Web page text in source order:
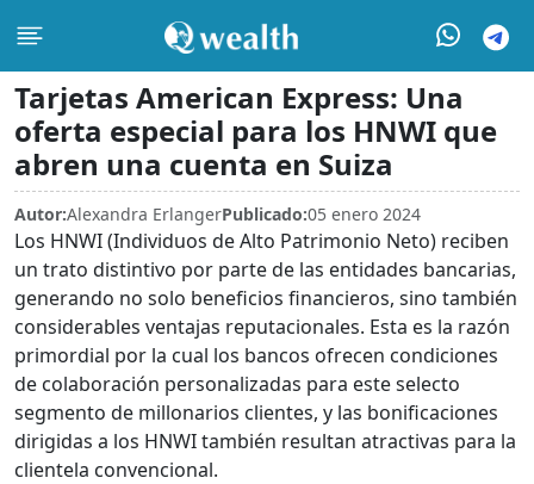
Tarjetas American Express: Una
oferta especial para los HNWI que
abren una cuenta en Suiza
Autor:Alexandra ErlangerPublicado:05 enero 2024
Los HNWI (Individuos de Alto Patrimonio Neto) reciben
un trato distintivo por parte de las entidades bancarias,
generando no solo beneficios financieros, sino también
considerables ventajas reputacionales. Esta es la razón
primordial por la cual los bancos ofrecen condiciones
de colaboración personalizadas para este selecto
segmento de millonarios clientes, y las bonificaciones
dirigidas a los HNWI también resultan atractivas para la
clientela convencional.